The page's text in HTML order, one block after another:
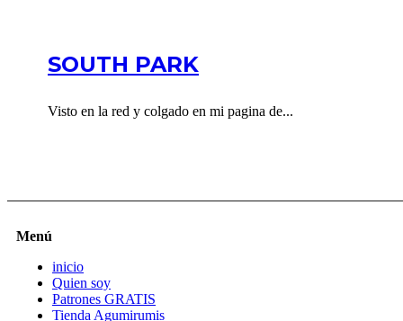
SOUTH PARK
Visto en la red y colgado en mi pagina de...
Menú
inicio
Quien soy
Patrones GRATIS
Tienda Agumirumis